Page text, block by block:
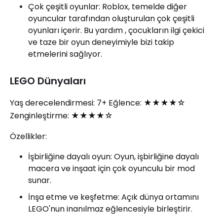
Çok çeşitli oyunlar: Roblox, temelde diğer
oyuncular tarafından oluşturulan çok çeşitli
oyunları içerir. Bu yardım , çocukların ilgi çekici
ve taze bir oyun deneyimiyle bizi takip
etmelerini sağlıyor.
LEGO Dünyaları
Yaş derecelendirmesi: 7+ Eğlence: ★★★★☆
Zenginleştirme: ★★★★☆
Özellikler:
İşbirliğine dayalı oyun: Oyun, işbirliğine dayalı
macera ve inşaat için çok oyunculu bir mod
sunar.
İnşa etme ve keşfetme: Açık dünya ortamını
LEGO'nun inanılmaz eğlencesiyle birleştirir.